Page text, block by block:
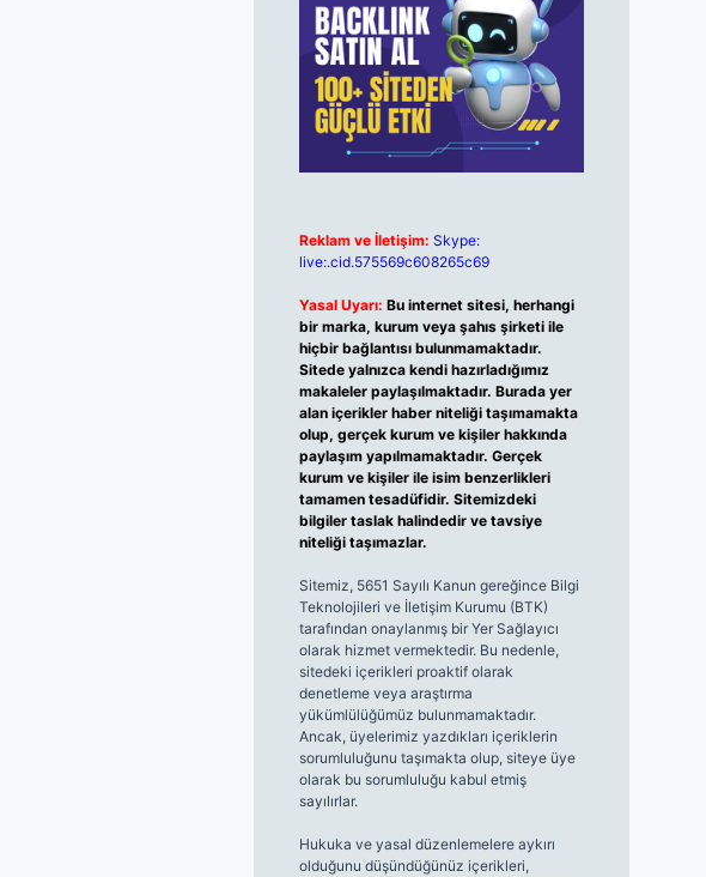
Reklam ve İletişim: Skype:
live:.cid.575569c608265c69
Yasal Uyarı: Bu internet sitesi, herhangi
bir marka, kurum veya şahıs şirketi ile
hiçbir bağlantısı bulunmamaktadır.
Sitede yalnızca kendi hazırladığımız
makaleler paylaşılmaktadır. Burada yer
alan içerikler haber niteliği taşımamakta
olup, gerçek kurum ve kişiler hakkında
paylaşım yapılmamaktadır. Gerçek
kurum ve kişiler ile isim benzerlikleri
tamamen tesadüfidir. Sitemizdeki
bilgiler taslak halindedir ve tavsiye
niteliği taşımazlar.
Sitemiz, 5651 Sayılı Kanun gereğince Bilgi
Teknolojileri ve İletişim Kurumu (BTK)
tarafından onaylanmış bir Yer Sağlayıcı
olarak hizmet vermektedir. Bu nedenle,
sitedeki içerikleri proaktif olarak
denetleme veya araştırma
yükümlülüğümüz bulunmamaktadır.
Ancak, üyelerimiz yazdıkları içeriklerin
sorumluluğunu taşımakta olup, siteye üye
olarak bu sorumluluğu kabul etmiş
sayılırlar.
Hukuka ve yasal düzenlemelere aykırı
olduğunu düşündüğünüz içerikleri,